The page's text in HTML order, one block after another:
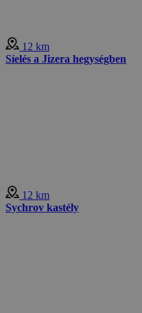
12 km
Síelés a Jizera hegységben
12 km
Sychrov kastély